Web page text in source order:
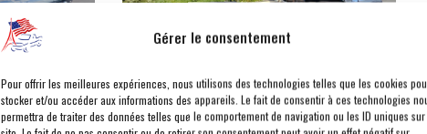
Gérer le consentement
Pour offrir les meilleures expériences, nous utilisons des technologies telles que les cookies
stocker et/ou accéder aux informations des appareils. Le fait de consentir à ces technologies
permettra de traiter des données telles que le comportement de navigation ou les ID uniques